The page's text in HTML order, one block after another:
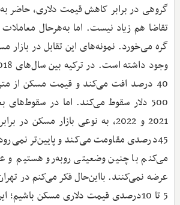
گروهی در برابر کاهش قیمت دلاری، حاضر
تقاضا هم زیاد نیست. اما به‌هرحال
گره می‌خورد. نمونه‌های این تقابل در بازار
500 دلار سقوط می‌کند. اما در
45درصدی مقاومت می‌کند و پایین‌تر
می‌کنم با چنین وضعیتی روبه‌رو هستیم و
عرضه نمی‌کنند. بااین‌حال فکر می‌کنم در
5 تا 10درصدی قیمت دلاری مسکن